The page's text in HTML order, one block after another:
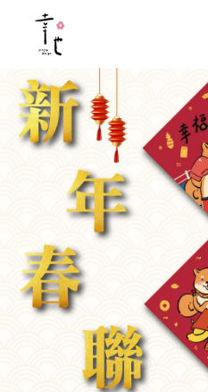
您的購物車
繼續